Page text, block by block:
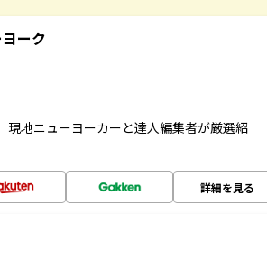
ーク
現地ニューヨーカーと達人編集者が厳選紹
詳細を見る